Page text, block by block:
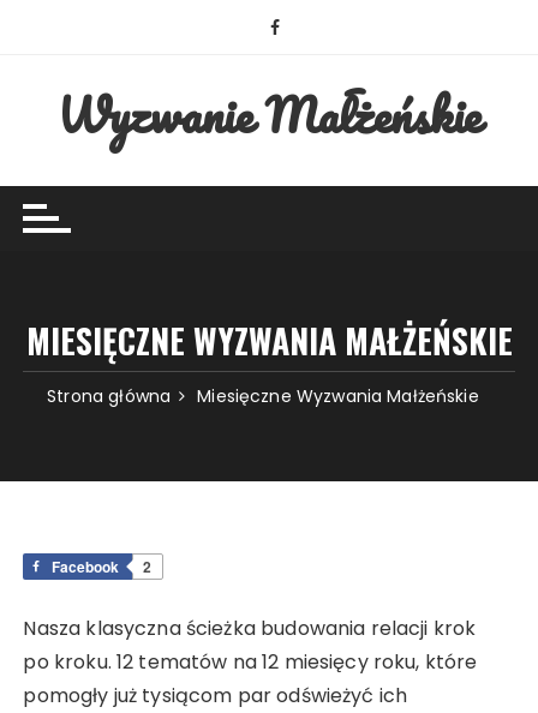
Wyzwanie Małżeńskie
MIESIĘCZNE WYZWANIA MAŁŻEŃSKIE
Strona główna Miesięczne Wyzwania Małżeńskie
Facebook 2
Nasza klasyczna ścieżka budowania relacji krok
po kroku. 12 tematów na 12 miesięcy roku, które
pomogły już tysiącom par odświeżyć ich